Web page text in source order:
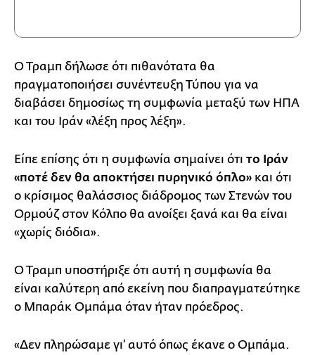
Ο Τραμπ δήλωσε ότι πιθανότατα θα
πραγματοποιήσει συνέντευξη Τύπου για να
διαβάσει δημοσίως τη συμφωνία μεταξύ των ΗΠΑ
και του Ιράν «λέξη προς λέξη».
Είπε επίσης ότι η συμφωνία σημαίνει ότι το Ιράν
«ποτέ δεν θα αποκτήσει πυρηνικό όπλο» και ότι
ο κρίσιμος θαλάσσιος διάδρομος των Στενών του
Ορμούζ στον Κόλπο θα ανοίξει ξανά και θα είναι
«χωρίς διόδια».
Ο Τραμπ υποστήριξε ότι αυτή η συμφωνία θα
είναι καλύτερη από εκείνη που διαπραγματεύτηκε
ο Μπαράκ Ομπάμα όταν ήταν πρόεδρος.
«Δεν πληρώσαμε γι’ αυτό όπως έκανε ο Ομπάμα.